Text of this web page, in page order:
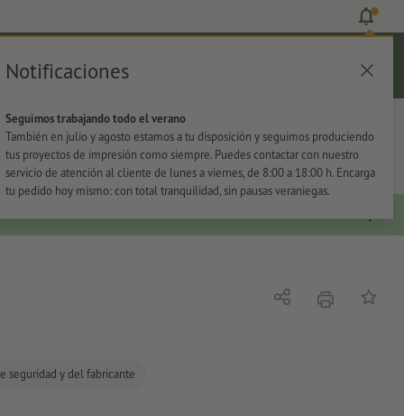
Notificaciones
Seguimos trabajando todo el verano
También en julio y agosto estamos a tu disposición y seguimos produciendo
tus proyectos de impresión como siempre. Puedes contactar con nuestro
servicio de atención al cliente de lunes a viernes, de 8:00 a 18:00 h. Encarga
tu pedido hoy mismo: con total tranquilidad, sin pausas veraniegas.
Cesta
Oficina Adhesivos
seguridad y del fabricante
CompartirimprimirAñadir